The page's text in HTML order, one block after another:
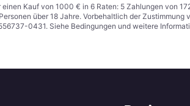
Kauf von 1000 € in 6 Raten: 5 Zahlungen von
über 18 Jahre. Vorbehaltlich der
0431. Siehe Bedingungen und weitere